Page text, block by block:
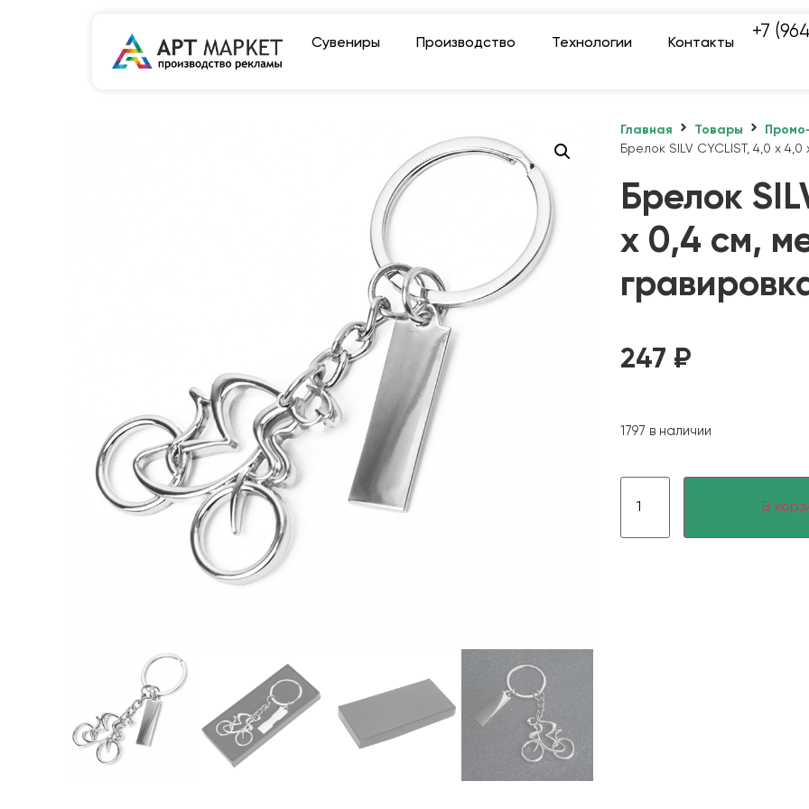
Сувениры Производство Технологии Контакты
+7
Главная Товары
Брелок SILV CYCLIST, 4,0 x
Брелок
x 0,4 см,
247 ₽
1797 в наличии
В